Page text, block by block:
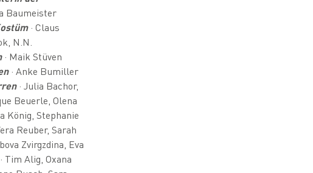
Baumeister
· Claus
N.N.
· Maik Stüven
· Anke Bumiller
· Julia Bachor,
Beuerle, Olena
König, Stephanie
Reuber, Sarah
Zvirgzdina, Eva
Tim Alig, Oxana